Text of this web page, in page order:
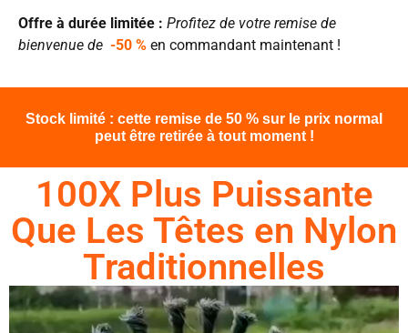
Offre à durée limitée : Profitez de votre remise de
bienvenue de -50 % en commandant maintenant !
Stock limité : cette remise de 50 % sur le prix normal
peut être retirée à tout moment !
100X Plus Puissante
Que Les Têtes en Nylon
Traditionnelles